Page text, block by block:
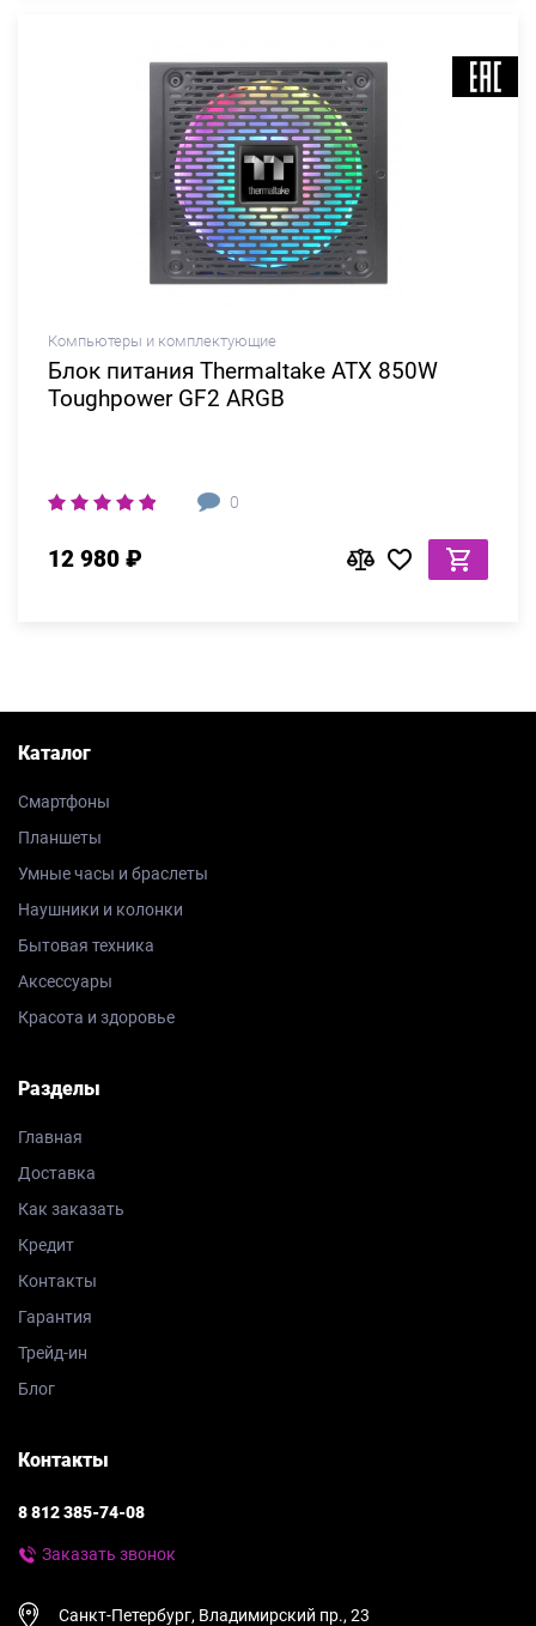
Компьютеры и комплектующие
Блок питания Thermaltake ATX 850W
Toughpower GF2 ARGB
0
12 980 ₽
Каталог
Смартфоны
Планшеты
Умные часы и браслеты
Наушники и колонки
Бытовая техника
Аксессуары
Красота и здоровье
Разделы
Главная
Доставка
Как заказать
Кредит
Контакты
Гарантия
Трейд-ин
Блог
Контакты
8 812 385-74-08
Заказать звонок
Санкт-Петербург, Владимирский пр., 23